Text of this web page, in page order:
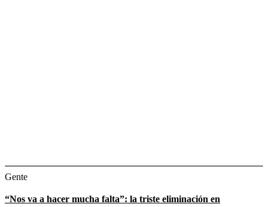
Gente
“Nos va a hacer mucha falta”: la triste eliminación en